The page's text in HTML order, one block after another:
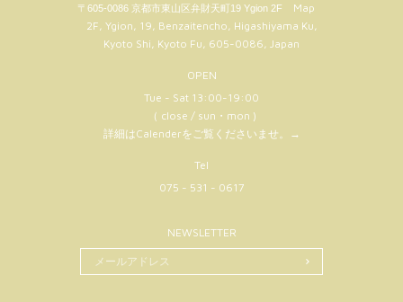
〒605-0086 京都市東山区弁財天町19 Ygion 2F
Map
2F, Ygion, 19, Benzaitencho, Higashiyama Ku,
Kyoto Shi, Kyoto Fu, 605-0086, Japan
OPEN
Tue - Sat 13:00-19:00
（ close / sun・mon )
詳細はCalenderをご覧くださいませ。
→
Tel
075 - 531 - 0617
NEWSLETTER